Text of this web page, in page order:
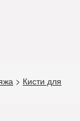
> Кисти для